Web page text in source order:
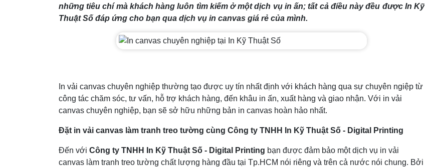
những tiêu chí mà khách hàng luôn tìm kiếm ở một dịch vụ in ấn; tất cả điều này đều được In Kỹ
Thuật Số đáp ứng cho bạn qua dịch vụ in canvas giá rẻ của mình.
In vải canvas chuyên nghiệp thường tạo được uy tín nhất định với khách hàng qua sự chuyên ngiệp từ
công tác chăm sóc, tư vấn, hỗ trợ khách hàng, đến khâu in ấn, xuất hàng và giao nhận. Với in vải
canvas chuyên nghiệp, bạn sẽ sở hữu những bản in canvas hoàn hảo nhất.
Đặt in vải canvas làm tranh treo tường cùng Công ty TNHH In Kỹ Thuật Số - Digital Printing
Đến với Công ty TNHH In Kỹ Thuật Số - Digital Printing bạn được đảm bảo một dịch vụ in vải
canvas làm tranh treo tường chất lượng hàng đầu tại Tp.HCM nói riêng và trên cả nước nói chung. Bởi